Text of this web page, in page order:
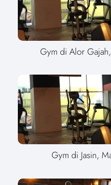
Gym di Alor
Gym di Jasin,